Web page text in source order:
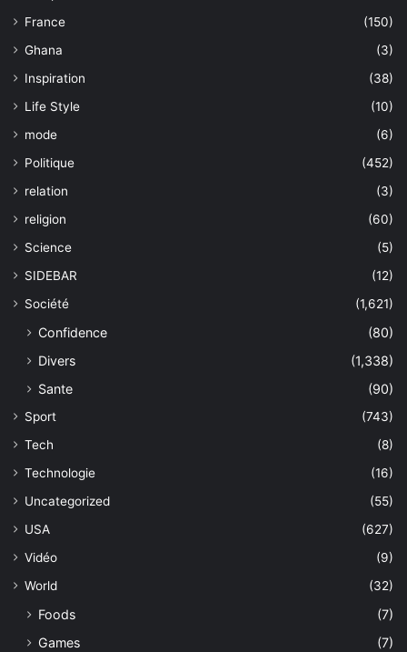
France
(150)
Ghana
(3)
Inspiration
(38)
Life Style
(10)
mode
(6)
Politique
(452)
relation
(3)
religion
(60)
Science
(5)
SIDEBAR
(12)
Société
(1,621)
Confidence
(80)
Divers
(1,338)
Sante
(90)
Sport
(743)
Tech
(8)
Technologie
(16)
Uncategorized
(55)
USA
(627)
Vidéo
(9)
World
(32)
Foods
(7)
Games
(7)